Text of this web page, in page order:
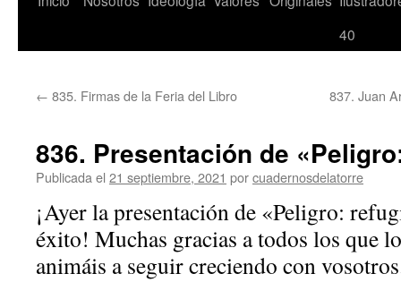
40
← 835. Firmas de la Feria del Libro 837. Juan
836. Presentación de
Publicada el 21 septiembre, 2021 porcuadernosdelatorre
¡Ayer la presentación de «Peligro:
éxito! Muchas gracias a todos los que
animáis a seguir creciendo con